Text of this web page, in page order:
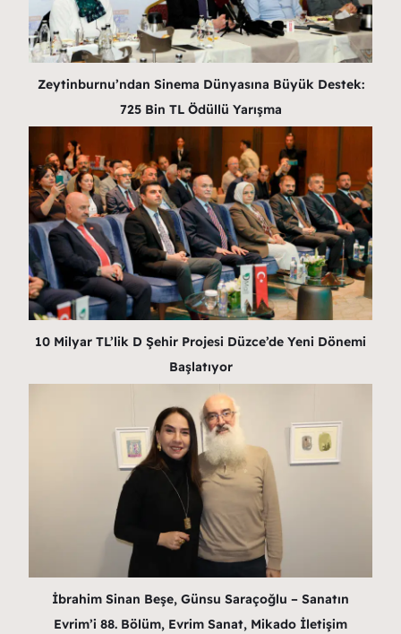
Zeytinburnu’ndan Sinema Dünyasına Büyük Destek:
725 Bin TL Ödüllü Yarışma
10 Milyar TL’lik D Şehir Projesi Düzce’de Yeni Dönemi
Başlatıyor
İbrahim Sinan Beşe, Günsu Saraçoğlu – Sanatın
Evrim’i 88. Bölüm, Evrim Sanat, Mikado İletişim